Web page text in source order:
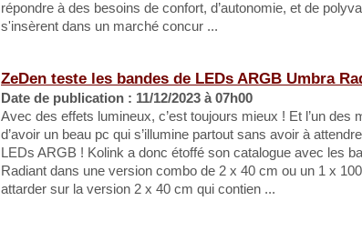
répondre à des besoins de confort, d’autonomie, et de
s'insèrent dans un marché concur ...
ZeDen teste les bandes de LEDs ARGB Umbra
Date de publication : 11/12/2023 à 07h00
Avec des effets lumineux, c’est toujours mieux ! Et l’un des
d’avoir un beau pc qui s’illumine partout sans avoir à
LEDs ARGB ! Kolink a donc étoffé son catalogue avec les
Radiant dans une version combo de 2 x 40 cm ou un 1 x
attarder sur la version 2 x 40 cm qui contien ...